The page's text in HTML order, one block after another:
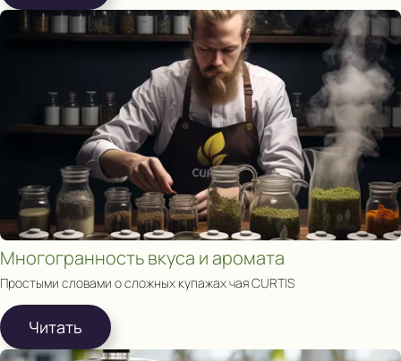
Многогранность вкуса и аромата
Простыми словами о сложных купажах чая CURTIS
Читать